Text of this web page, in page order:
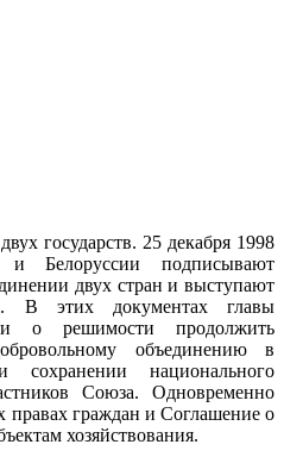
государств. 25 декабря 1998
и Белоруссии подписывают
двух стран и выступают
В этих документах главы
о решимости продолжить
объединению в
сохранении национального
Союза. Одновременно
граждан и Соглашение о
хозяйствования.